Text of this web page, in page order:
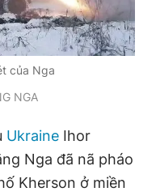
soạn Chính sách bảo
cấp ngày 24.3.2020
Thanh Niên. Cấm sao
sự chấp thuận bằng văn
của Nga
NGA
Ukraine Ihor
Nga đã nã pháo
Kherson ở miền